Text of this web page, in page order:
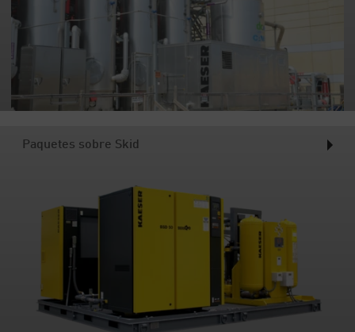
Paquetes sobre Skid